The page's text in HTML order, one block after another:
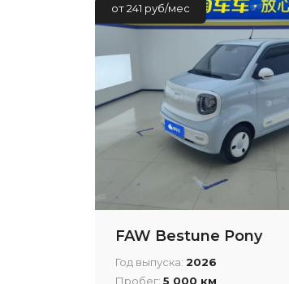
от 241 руб/мес
FAW Bestune Pony
Год выпуска: 2026
Пробег: 5 000 км